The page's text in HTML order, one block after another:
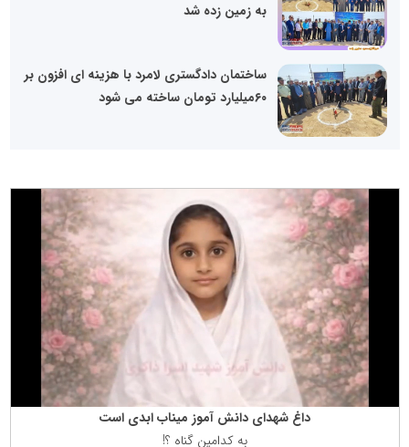
به زمین زده شد
ساختمان دادگستری لامرد با هزینه ای افزون بر
۶۰میلیارد تومان ساخته می شود
داغ شهدای دانش آموز میناب ابدی است
به كدامین گناه ؟!